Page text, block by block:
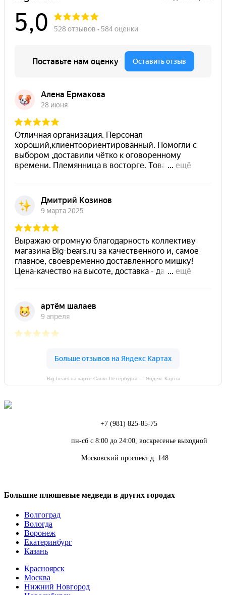
Big bears на карте Санкт‑Петербурга — Яндекс Карты
+7 (981) 825-85-75
пн-сб с 8:00 до 24:00, воскресенье выходной
Московский проспект д. 148
Большие плюшевые медведи в других городах
Волгоград
Вологда
Воронеж
Екатеринбург
Казань
Красноярск
Москва
Нижний Новгород